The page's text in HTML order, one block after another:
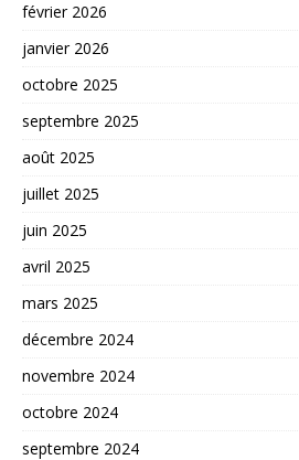
février 2026
janvier 2026
octobre 2025
septembre 2025
août 2025
juillet 2025
juin 2025
avril 2025
mars 2025
décembre 2024
novembre 2024
octobre 2024
septembre 2024